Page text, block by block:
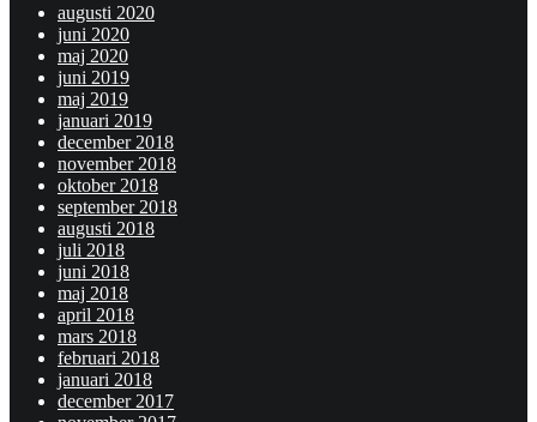
augusti 2020
juni 2020
maj 2020
juni 2019
maj 2019
januari 2019
december 2018
november 2018
oktober 2018
september 2018
augusti 2018
juli 2018
juni 2018
maj 2018
april 2018
mars 2018
februari 2018
januari 2018
december 2017